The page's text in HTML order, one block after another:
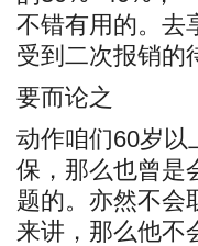
不错有用的。去
受到二次报销的
要而论之
动作咱们60岁以
保，那么也曾是
题的。亦然不会
来讲，那么他不